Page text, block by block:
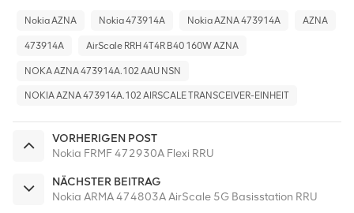
Nokia AZNA Nokia 473914A Nokia AZNA 473914A AZNA
473914A AirScale RRH 4T4R B40 160W AZNA
NOKA AZNA 473914A.102 AAU NSN
NOKIA AZNA 473914A.102 AIRSCALE TRANSCEIVER-EINHEIT
VORHERIGEN POST
Nokia FRMF 472930A Flexi RRU
NÄCHSTER BEITRAG
Nokia ARMA 474803A AirScale 5G Basisstation RRU